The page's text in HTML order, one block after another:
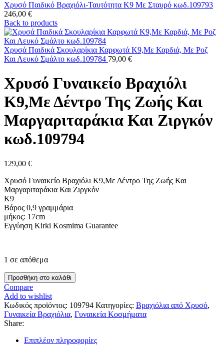
Χρυσό Παιδικό Βραχιόλι-Ταυτότητα Κ9 Με Σταυρό κωδ.109793
246,00 €
Back to products
Χρυσά Παιδικά Σκουλαρίκια Καρφωτά Κ9,Με Καρδιά, Με Ροζ
Και Λευκό Σμάλτο κωδ.109784 79,00 €
Χρυσό Γυναικείο Βραχιόλι
Κ9,Με Δέντρο Της Ζωής Και
Μαργαριταράκια Και Ζιργκόν
κωδ.109794
129,00 €
Χρυσό Γυναικείο Βραχιόλι Κ9,Με Δέντρο Της Ζωής Και
Μαργαριταράκια Και Ζιργκόν
Κ9
Βάρος 0,9 γραμμάρια
μήκος: 17cm
Εγγύηση Kirki Kosmima Guarantee
1 σε απόθεμα
Χρυσό
Γυναικείο
Βραχιόλι
Κ9,Με
Δέντρο
Της
Προσθήκη στο καλάθι
Compare
Add to wishlist
Κωδικός προϊόντος: 109794 Κατηγορίες: Βραχιόλια από Χρυσό,
Γυναικεία Βραχιόλια, Γυναικεία Κοσμήματα
Share:
Επιπλέον πληροφορίες